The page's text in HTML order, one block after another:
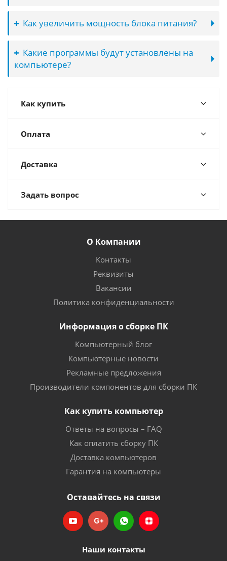
Как увеличить мощность блока питания?
Какие программы будут установлены на
компьютере?
Как купить
Оплата
Доставка
Задать вопрос
О Компании
Контакты
Реквизиты
Вакансии
Политика конфиденциальности
Информация о сборке ПК
Компьютерный блог
Компьютерные новости
Рекламные предложения
Производители компонентов для сборки ПК
Как купить компьютер
Ответы на вопросы – FAQ
Как оплатить сборку ПК
Доставка компьютеров
Гарантия на компьютеры
Оставайтесь на связи
Наши контакты